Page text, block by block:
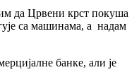
да Црвени крст покуша
са машинама, а надам
банке, али је